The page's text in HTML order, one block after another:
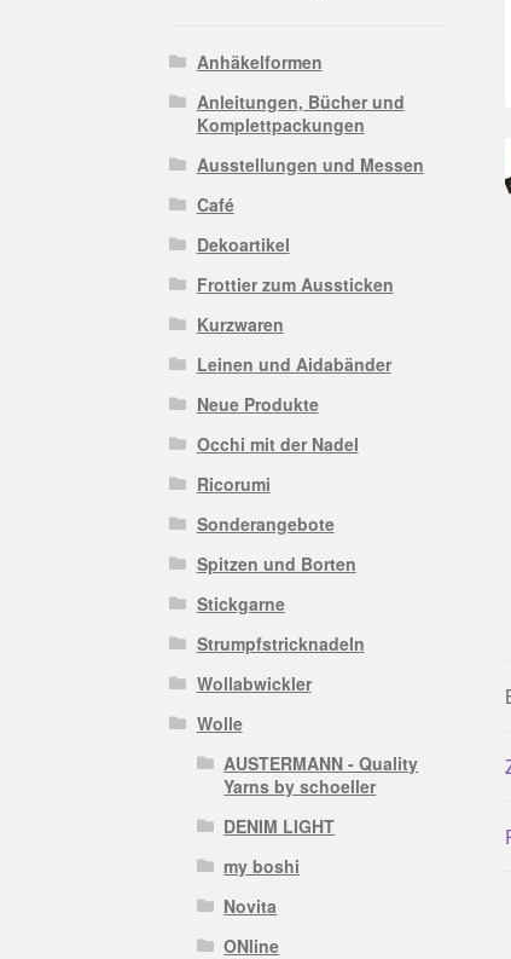
Anhäkelformen
Anleitungen, Bücher und
Komplettpackungen
Ausstellungen und Messen
Café
Dekoartikel
Frottier zum Aussticken
Kurzwaren
Leinen und Aidabänder
Neue Produkte
Occhi mit der Nadel
Ricorumi
Sonderangebote
Spitzen und Borten
Stickgarne
Strumpfstricknadeln
Wollabwickler
Wolle
AUSTERMANN - Quality
Yarns by schoeller
DENIM LIGHT
my boshi
Novita
ONline